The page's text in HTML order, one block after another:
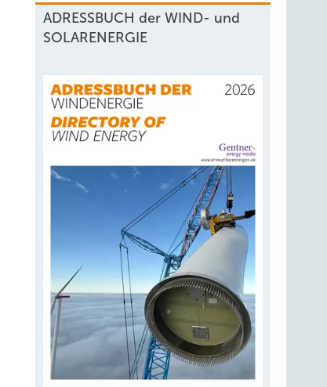
ADRESSBUCH der WIND- und
SOLARENERGIE